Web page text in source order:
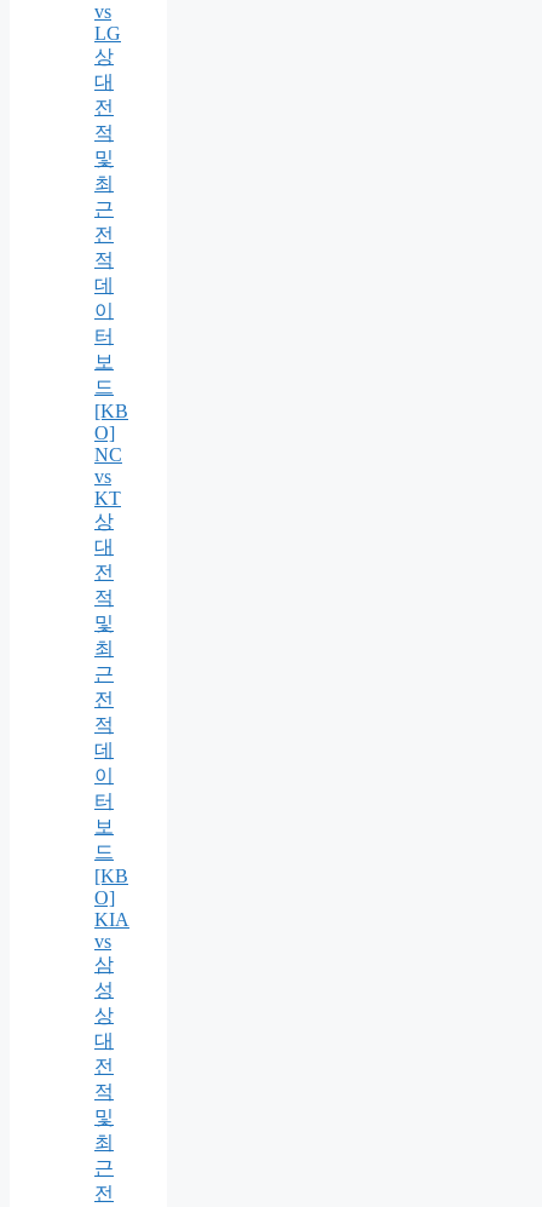
vs
LG
상
대
전
적
및
최
근
전
적
데
이
터
보
드
[KB
O]
NC
vs
KT
상
대
전
적
및
최
근
전
적
데
이
터
보
드
[KB
O]
KIA
vs
삼
성
상
대
전
적
및
최
근
전